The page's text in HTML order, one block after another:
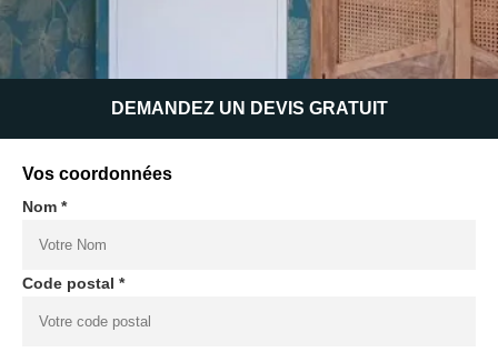
DEMANDEZ UN DEVIS GRATUIT
Vos coordonnées
Nom *
Code postal *